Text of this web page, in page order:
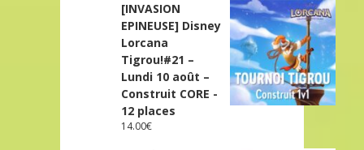
[INVASION
EPINEUSE] Disney
Lorcana
Tigrou!#21 –
Lundi 10 août –
Construit CORE -
12 places
14.00€